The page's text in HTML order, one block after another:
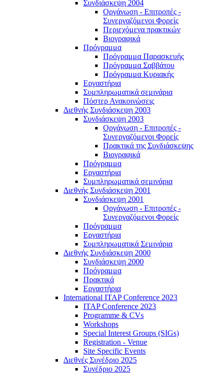
Συνδιάσκεψη 2004
Οργάνωση - Επιτροπές -
Συνεργαζόμενοι Φορείς
Περιεχόμενα πρακτικών
Βιογραφικά
Πρόγραμμα
Πρόγραμμα Παρασκευής
Πρόγραμμα Σαββάτου
Πρόγραμμα Κυριακής
Εργαστήρια
Συμπληρωματικά σεμινάρια
Πόστερ Ανακοινώσεις
Διεθνής Συνδιάσκεψη 2003
Συνδιάσκεψη 2003
Οργάνωση - Επιτροπές -
Συνεργαζόμενοι Φορείς
Πρακτικά της Συνδιάσκεψης
Βιογραφικά
Πρόγραμμα
Εργαστήρια
Συμπληρωματικά σεμινάρια
Διεθνής Συνδιάσκεψη 2001
Συνδιάσκεψη 2001
Οργάνωση - Επιτροπές -
Συνεργαζόμενοι Φορείς
Πρόγραμμα
Εργαστήρια
Συμπληρωματικά Σεμινάρια
Διεθνής Συνδιάσκεψη 2000
Συνδιάσκεψη 2000
Πρόγραμμα
Πρακτικά
Εργαστήρια
International ITAP Conference 2023
ITAP Conference 2023
Programme & CVs
Workshops
Special Interest Groups (SIGs)
Registration - Venue
Site Specific Events
Διεθνές Συνέδριο 2025
Συνέδριο 2025